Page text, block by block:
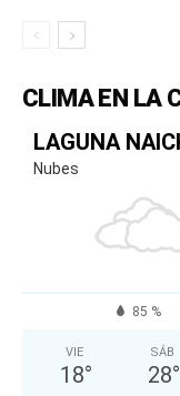
CLIMA EN LA
LAGUNA
Nubes
85 %
VIE
18°
SÁB
28°